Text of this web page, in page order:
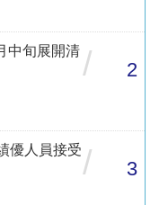
中旬展開清 / 2
優人員接受/ 3